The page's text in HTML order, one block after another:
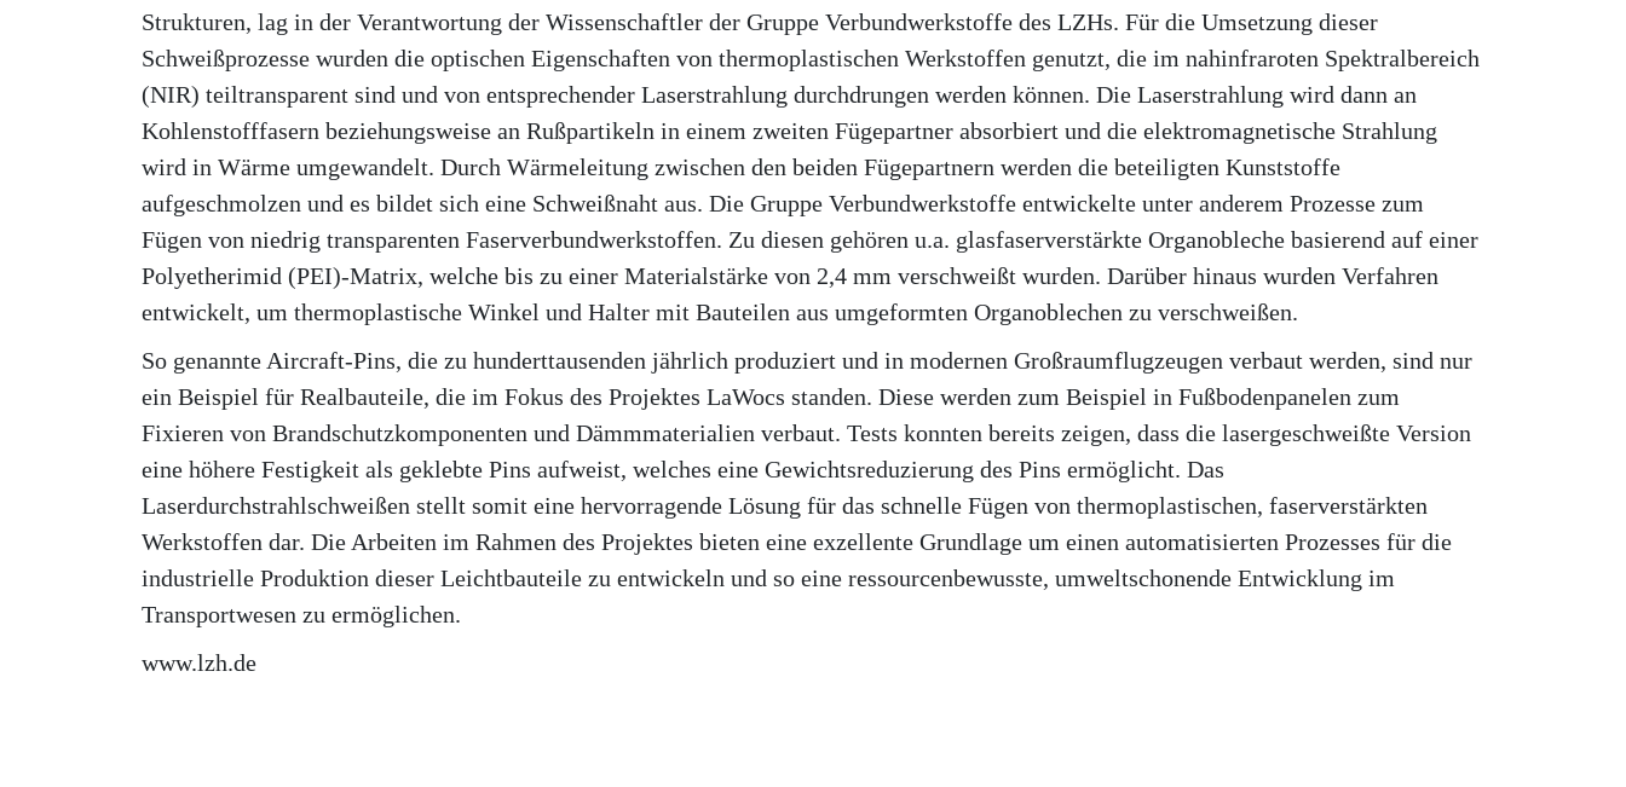
Strukturen, lag in der Verantwortung der Wissenschaftler der Gruppe Verbundwerkstoffe des LZHs. Für die Umsetzung dieser
Schweißprozesse wurden die optischen Eigenschaften von thermoplastischen Werkstoffen genutzt, die im nahinfraroten Spektralbereich
(NIR) teiltransparent sind und von entsprechender Laserstrahlung durchdrungen werden können. Die Laserstrahlung wird dann an
Kohlenstofffasern beziehungsweise an Rußpartikeln in einem zweiten Fügepartner absorbiert und die elektromagnetische Strahlung
wird in Wärme umgewandelt. Durch Wärmeleitung zwischen den beiden Fügepartnern werden die beteiligten Kunststoffe
aufgeschmolzen und es bildet sich eine Schweißnaht aus. Die Gruppe Verbundwerkstoffe entwickelte unter anderem Prozesse zum
Fügen von niedrig transparenten Faserverbundwerkstoffen. Zu diesen gehören u.a. glasfaserverstärkte Organobleche basierend auf einer
Polyetherimid (PEI)-Matrix, welche bis zu einer Materialstärke von 2,4 mm verschweißt wurden. Darüber hinaus wurden Verfahren
entwickelt, um thermoplastische Winkel und Halter mit Bauteilen aus umgeformten Organoblechen zu verschweißen.
So genannte Aircraft-Pins, die zu hunderttausenden jährlich produziert und in modernen Großraumflugzeugen verbaut werden, sind nur
ein Beispiel für Realbauteile, die im Fokus des Projektes LaWocs standen. Diese werden zum Beispiel in Fußbodenpanelen zum
Fixieren von Brandschutzkomponenten und Dämmmaterialien verbaut. Tests konnten bereits zeigen, dass die lasergeschweißte Version
eine höhere Festigkeit als geklebte Pins aufweist, welches eine Gewichtsreduzierung des Pins ermöglicht. Das
Laserdurchstrahlschweißen stellt somit eine hervorragende Lösung für das schnelle Fügen von thermoplastischen, faserverstärkten
Werkstoffen dar. Die Arbeiten im Rahmen des Projektes bieten eine exzellente Grundlage um einen automatisierten Prozesses für die
industrielle Produktion dieser Leichtbauteile zu entwickeln und so eine ressourcenbewusste, umweltschonende Entwicklung im
Transportwesen zu ermöglichen.
www.lzh.de